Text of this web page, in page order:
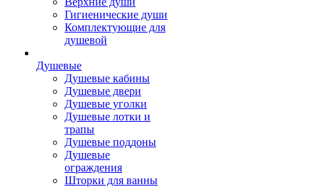
Гигиенические души
Комплектующие для
душевой
Душевые
Душевые кабины
Душевые двери
Душевые уголки
Душевые лотки и
трапы
Душевые поддоны
Душевые
ограждения
Шторки для ванны